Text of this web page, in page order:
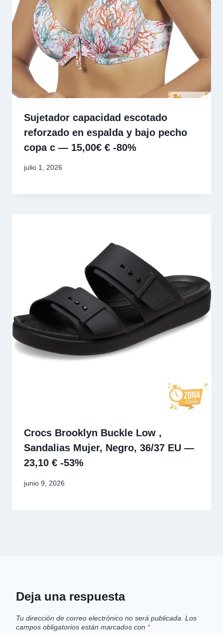
Sujetador capacidad escotado
reforzado en espalda y bajo pecho
copa c — 15,00€ € -80%
julio 1, 2026
Crocs Brooklyn Buckle Low ,
Sandalias Mujer, Negro, 36/37 EU —
23,10 € -53%
junio 9, 2026
Deja una respuesta
Tu dirección de correo electrónico no será publicada. Los
campos obligatorios están marcados con *